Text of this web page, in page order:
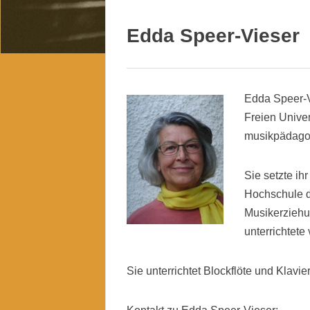
Edda Speer-Vieser
Edda
Freien
Sie setzte
Hochschule
unterrichtete
Sie unterrichtet Blockflöte und